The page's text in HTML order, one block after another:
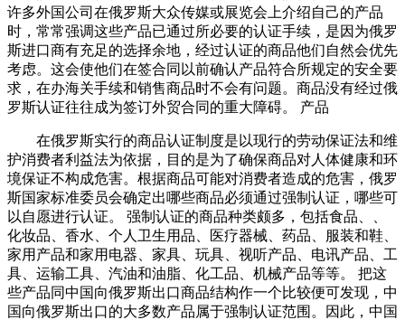
许多外国公司在俄罗斯大众传媒或展览会上介绍自己的产品
时，常常强调这些产品已通过所必要的认证手续，是因为俄罗
斯进口商有充足的选择余地，经过认证的商品他们自然会优先
考虑。这会使他们在签合同以前确认产品符合所规定的安全要
求，在办海关手续和销售商品时不会有问题。商品没有经过俄
罗斯认证往往成为签订外贸合同的重大障碍。 产品
在俄罗斯实行的商品认证制度是以现行的劳动保证法和维
护消费者利益法为依据，目的是为了确保商品对人体健康和环
境保证不构成危害。根据商品可能对消费者造成的危害，俄罗
斯国家标准委员会确定出哪些商品必须通过强制认证，哪些可
以自愿进行认证。 强制认证的商品种类颇多，包括食品、、
化妆品、香水、个人卫生用品、医疗器械、药品、服装和鞋、
家用产品和家用电器、家具、玩具、视听产品、电讯产品、工
具、运输工具、汽油和油脂、化工品、机械产品等等。 把这
些产品同中国向俄罗斯出口商品结构作一个比较便可发现，中
国向俄罗斯出口的大多数产品属于强制认证范围。因此，中国